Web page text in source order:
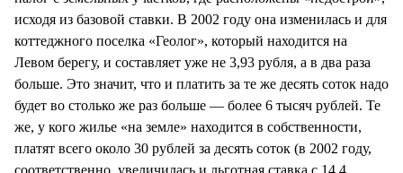
исходя из базовой ставки. В 2002 году она изменилась и для
коттеджного поселка «Геолог», который находится на
Левом берегу, и составляет уже не 3,93 рубля, а в два раза
больше. Это значит, что и платить за те же десять соток надо
будет во столько же раз больше — более 6 тысяч рублей. Те
же, у кого жилье «на земле» находится в собственности,
платят всего около 30 рублей за десять соток (в 2002 году,
соответственно, увеличилась и льготная ставка с 14,4